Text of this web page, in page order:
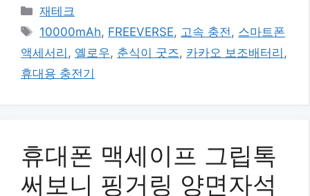
카
테
리
재테크
태
그
10000mAh, FREEVERSE, 고속 충전 , 스마트폰
액세서리 , 옐로우, 춘식이 굿즈 , 카카오 보조배터리 ,
휴대용 충전기
휴대폰 맥세이프 그립톡
써보니 핑거링 양면자석